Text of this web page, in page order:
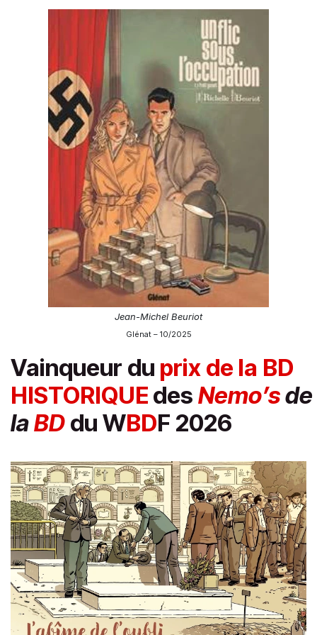
Jean-Michel Beuriot
Glénat – 10/2025
Vainqueur du prix de la BD
HISTORIQUE des Nemo’sde
laBD du WBDF 2026